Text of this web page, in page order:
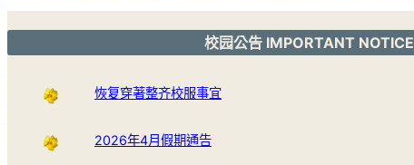
校园公告 IMPORTANT NOTICE
恢复穿著整齐校服事宜
2026年4月假期通告